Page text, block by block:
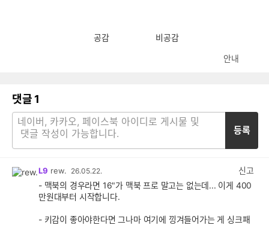
공감 비공감
안내
댓글 1
등록
L9 rew. 26.05.22.
신고
- 맥북의 경우라면 16"가 맥북 프로 말고는 없는데... 이게 400
만원대부터 시작합니다.
- 키감이 좋아야한다면 그나마 여기에 낑겨들어가는 게 싱크패